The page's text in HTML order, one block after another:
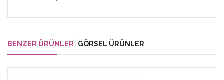
BENZER ÜRÜNLER GÖRSEL ÜRÜNLER